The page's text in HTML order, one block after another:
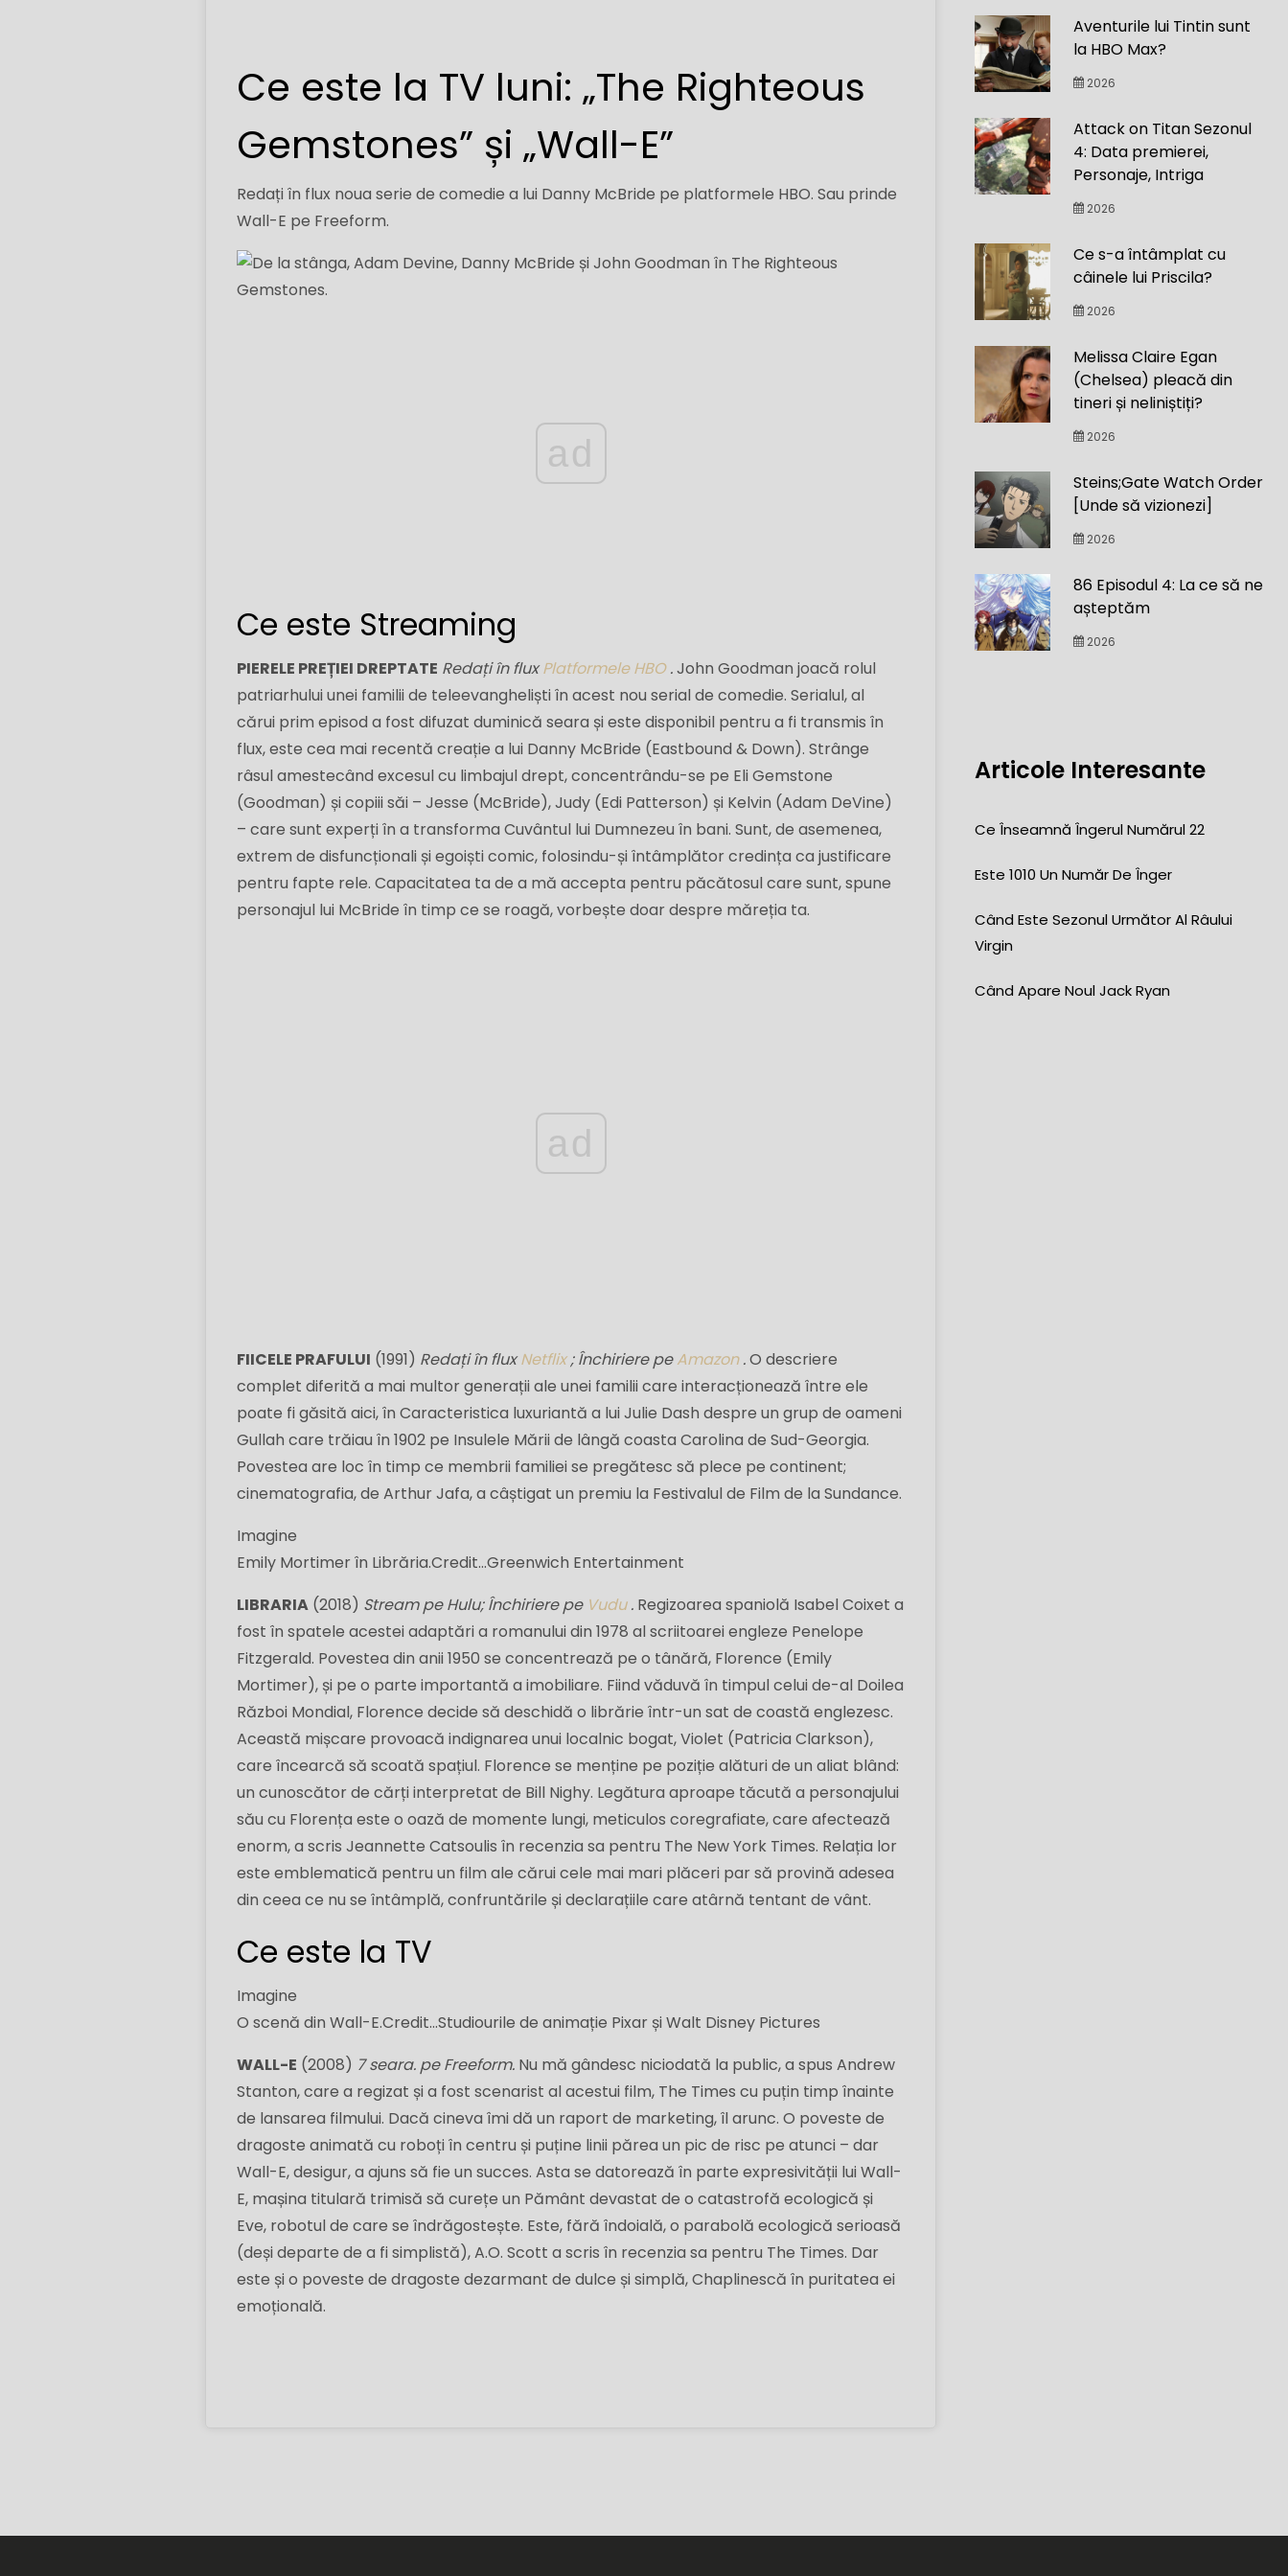
Ce este la TV luni: „The Righteous
Gemstones” și „Wall-E”
Redați în flux noua serie de comedie a lui Danny McBride pe platformele HBO. Sau prinde
Wall-E pe Freeform.
ad
Ce este Streaming
PIERELE PREȚIEI DREPTATE Redați în flux Platformele HBO .John Goodman joacă rolul
patriarhului unei familii de teleevangheliști în acest nou serial de comedie. Serialul, al
cărui prim episod a fost difuzat duminică seara și este disponibil pentru a fi transmis în
flux, este cea mai recentă creație a lui Danny McBride (Eastbound & Down). Strânge
râsul amestecând excesul cu limbajul drept, concentrându-se pe Eli Gemstone
(Goodman) și copiii săi – Jesse (McBride), Judy (Edi Patterson) și Kelvin (Adam DeVine)
– care sunt experți în a transforma Cuvântul lui Dumnezeu în bani. Sunt, de asemenea,
extrem de disfuncționali și egoiști comic, folosindu-și întâmplător credința ca justificare
pentru fapte rele. Capacitatea ta de a mă accepta pentru păcătosul care sunt, spune
personajul lui McBride în timp ce se roagă, vorbește doar despre măreția ta.
ad
FIICELE PRAFULUI (1991) Redați în flux Netflix; Închiriere pe Amazon .O descriere
complet diferită a mai multor generații ale unei familii care interacționează între ele
poate fi găsită aici, înCaracteristica luxuriantă a lui Julie Dash despre un grup de oameni
Gullah care trăiau în 1902 pe Insulele Mării de lângă coasta Carolina de Sud-Georgia.
Povestea are loc în timp ce membrii familiei se pregătesc să plece pe continent;
cinematografia, de Arthur Jafa, a câștigat un premiu la Festivalul de Film de la Sundance.
Imagine
Emily Mortimer în Librăria.Credit...Greenwich Entertainment
LIBRARIA (2018) Stream pe Hulu; Închiriere pe Vudu . Regizoarea spaniolă Isabel Coixet a
fost în spatele acestei adaptări a romanului din 1978 al scriitoarei engleze Penelope
Fitzgerald. Povestea din anii 1950 se concentrează pe o tânără, Florence (Emily
Mortimer), și pe o parte importantă a imobiliare. Fiind văduvă în timpul celui de-al Doilea
Război Mondial, Florence decide să deschidă o librărie într-un sat de coastă englezesc.
Această mișcare provoacă indignarea unui localnic bogat, Violet (Patricia Clarkson),
care încearcă să scoată spațiul. Florence se menține pe poziție alături de un aliat blând:
un cunoscător de cărți interpretat de Bill Nighy. Legătura aproape tăcută a personajului
său cu Florența este o oază de momente lungi, meticulos coregrafiate, care afectează
enorm, a scris Jeannette Catsoulis în recenzia sa pentru The New York Times. Relația lor
este emblematică pentru un film ale cărui cele mai mari plăceri par să provină adesea
din ceea ce nu se întâmplă, confruntările și declarațiile care atârnă tentant de vânt.
Ce este la TV
Imagine
O scenă din Wall-E.Credit...Studiourile de animație Pixar și Walt Disney Pictures
WALL-E (2008) 7 seara. pe Freeform. Nu mă gândesc niciodată la public, a spus Andrew
Stanton, care a regizat și a fost scenarist al acestui film, The Times cu puțin timp înainte
de lansarea filmului. Dacă cineva îmi dă un raport de marketing, îl arunc. O poveste de
dragoste animată cu roboți în centru și puține linii părea un pic de risc pe atunci – dar
Wall-E, desigur, a ajuns să fie un succes. Asta se datorează în parte expresivității lui Wall-
E, mașina titulară trimisă să curețe un Pământ devastat de o catastrofă ecologică și
Eve, robotul de care se îndrăgostește. Este, fără îndoială, o parabolă ecologică serioasă
(deși departe de a fi simplistă), A.O. Scott a scris în recenzia sa pentru The Times. Dar
este și o poveste de dragoste dezarmant de dulce și simplă, Chaplinescă în puritatea ei
emoțională.
Aventurile lui Tintin sunt
la HBO Max?
2026
Attack on Titan Sezonul
4: Data premierei,
Personaje, Intriga
2026
Ce s-a întâmplat cu
câinele lui Priscila?
2026
Melissa Claire Egan
(Chelsea) pleacă din
tineri și neliniștiți?
2026
Steins;Gate Watch Order
[Unde să vizionezi]
2026
86 Episodul 4: La ce să ne
așteptăm
2026
Articole Interesante
Ce Înseamnă Îngerul Numărul 22
Este 1010 Un Număr De Înger
Când Este Sezonul Următor Al Râului
Virgin
Când Apare Noul Jack Ryan